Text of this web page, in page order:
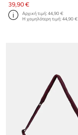
39,90 €
Αρχική τιμή:44,90 €
Η χαμηλότερη τιμή:44,90 €